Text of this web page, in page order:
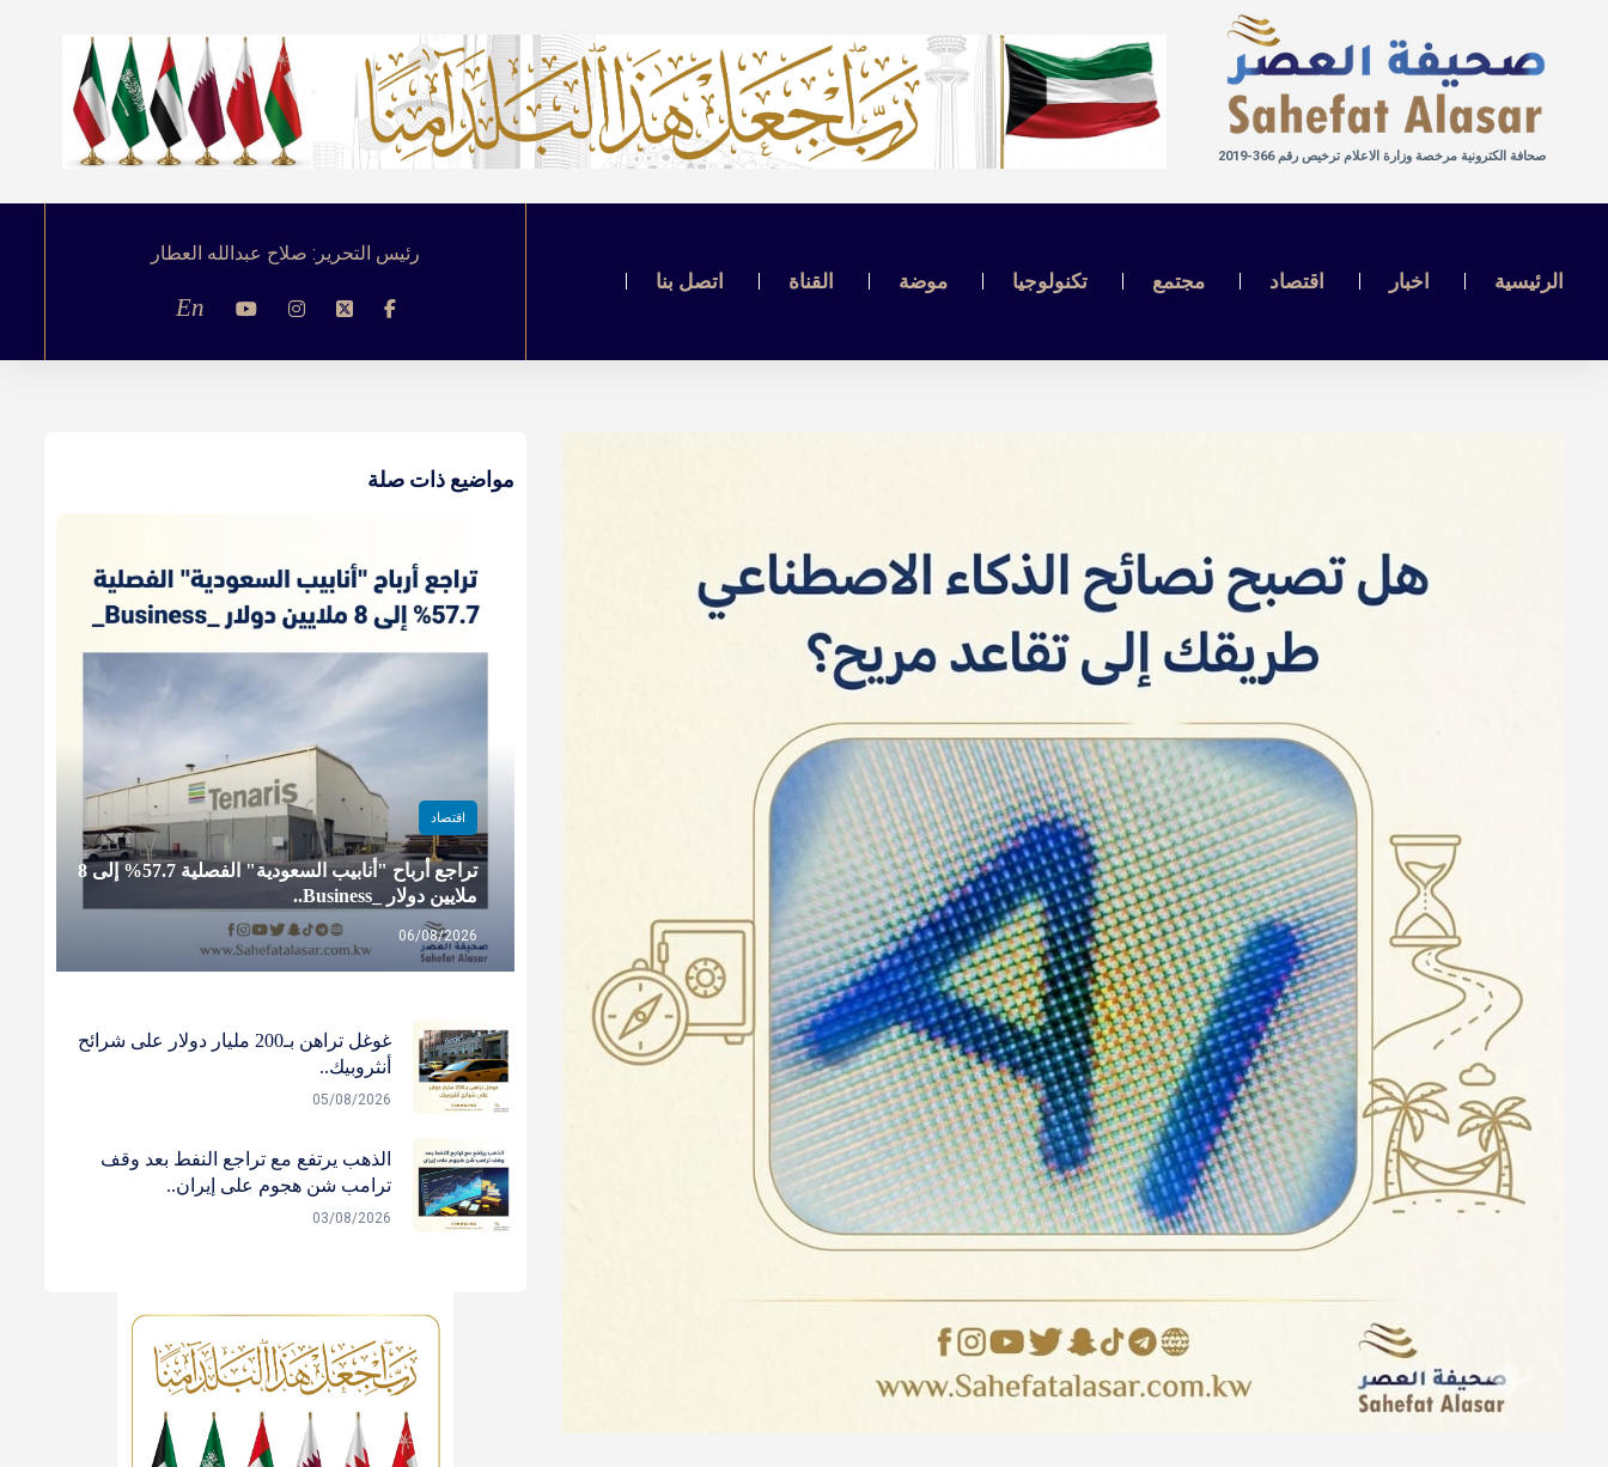
صحافة الكترونية مرخصة وزارة الاعلام ترخيص رقم 366-2019
الرئيسية اخبار اقتصاد مجتمع تكنولوجيا موضة القناة اتصل بنا
رئيس التحرير: صلاح عبدالله العطار
En
مواضيع ذات صلة
اقتصاد
تراجع أرباح "أنابيب السعودية" الفصلية 57.7% إلى 8
ملايين دولار _Business..
06/08/2026
غوغل تراهن بـ200 مليار دولار على شرائح
أنثروبيك..
05/08/2026
الذهب يرتفع مع تراجع النفط بعد وقف
ترامب شن هجوم على إيران..
03/08/2026